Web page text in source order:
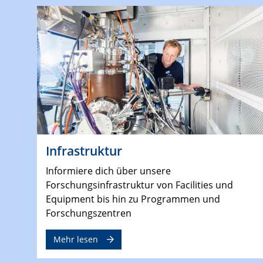
Infrastruktur
Informiere dich über unsere
Forschungsinfrastruktur von Facilities und
Equipment bis hin zu Programmen und
Forschungszentren
Mehr lesen